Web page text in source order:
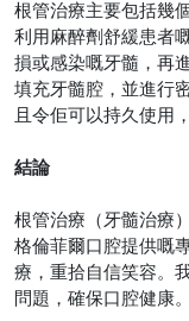
根管治療主要包括幾
利用麻醉劑舒緩患者
損或感染嘅牙髓，再
填充牙髓腔，並進行
且令佢可以持久使用
結論
根管治療（牙髓治療
格倫菲爾口腔提供嘅
療，重拾自信笑容。
問題，確保口腔健康。